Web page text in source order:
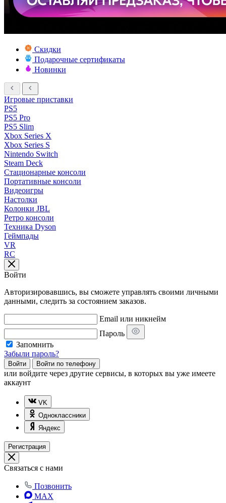
Скидки
Подарочные сертификаты
Новинки
Игровые приставки
PS5
PS5 Pro
PS5 Slim
Xbox Series X
Xbox Series S
Nintendo Switch
Steam Deck
Стационарные консоли
Портативные консоли
Видеоигры
Настолки
Колонки JBL
Ретро консоли
Техника Dyson
Геймпады
VR
RC
Войти
Авторизировавшись, вы сможете управлять своими личными
данными, следить за состоянием заказов.
Email или никнейм
Пароль
Запомнить
Забыли пароль?
Войти Войти по телефону
или войдите через другие сервисы, в которых вы уже имеете
аккаунт
VK
Одноклассники
Яндекс
Регистрация
Связаться с нами
Позвонить
MAX